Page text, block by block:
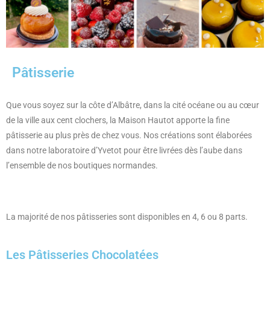
Pâtisserie
Que vous soyez sur la côte d’Albâtre, dans la cité océane ou au cœur
de la ville aux cent clochers, la Maison Hautot apporte la fine
pâtisserie au plus près de chez vous. Nos créations sont élaborées
dans notre laboratoire d’Yvetot pour être livrées dès l’aube dans
l’ensemble de nos boutiques normandes.
La majorité de nos pâtisseries sont disponibles en 4, 6 ou 8 parts.
Les Pâtisseries Chocolatées